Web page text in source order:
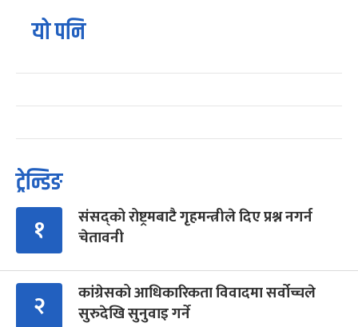
यो पनि
ट्रेन्डिङ
१
संसद्को रोष्ट्रमबाटै गृहमन्त्रीले दिए प्रश्न नगर्न
चेतावनी
२
कांग्रेसको आधिकारिकता विवादमा सर्वोच्चले
सुरुदेखि सुनुवाइ गर्ने